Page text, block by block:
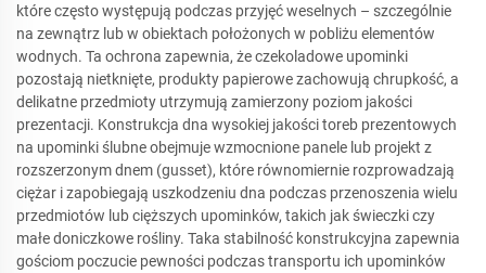
które często występują podczas przyjęć weselnych – szczególnie
na zewnątrz lub w obiektach położonych w pobliżu elementów
wodnych. Ta ochrona zapewnia, że czekoladowe upominki
pozostają nietknięte, produkty papierowe zachowują chrupkość, a
delikatne przedmioty utrzymują zamierzony poziom jakości
prezentacji. Konstrukcja dna wysokiej jakości toreb prezentowych
na upominki ślubne obejmuje wzmocnione panele lub projekt z
rozszerzonym dnem (gusset), które równomiernie rozprowadzają
ciężar i zapobiegają uszkodzeniu dna podczas przenoszenia wielu
przedmiotów lub cięższych upominków, takich jak świeczki czy
małe doniczkowe rośliny. Taka stabilność konstrukcyjna zapewnia
gościom poczucie pewności podczas transportu ich upominków